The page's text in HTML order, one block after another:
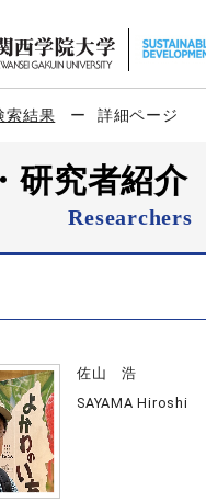
索結果 詳細ページ
研究者紹介
Researchers
佐山 浩
SAYAMA Hiroshi